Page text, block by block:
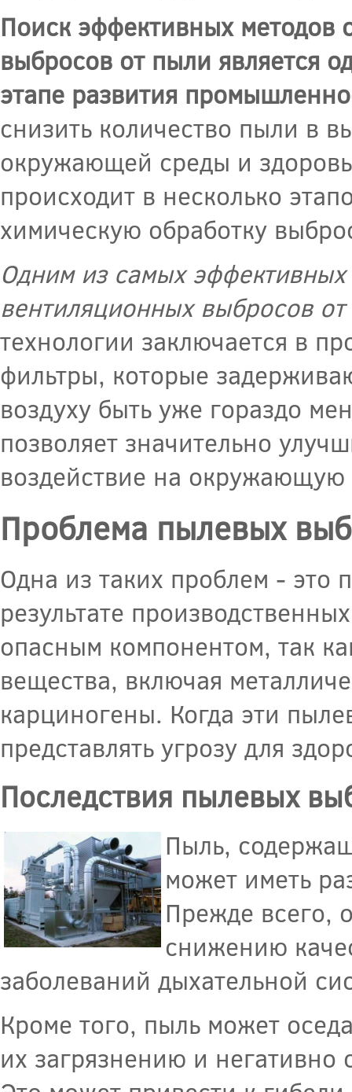
Поиск эффективных методов
выбросов от пыли является
этапе развития
снизить количество пыли в
окружающей среды и
происходит в несколько
химическую обработку
Одним из самых эффективных
вентиляционных выбросов
технологии заключается в
фильтры, которые
воздуху быть уже гораздо
позволяет значительно
воздействие на окружающую
Проблема пылевых
Одна из таких проблем -
результате
опасным компонентом, так
вещества, включая
карциногены. Когда эти
представлять угрозу для
Последствия пылевых
Пыль,
может иметь
Прежде всего,
снижению
заболеваний дыхательной
Кроме того, пыль может
их загрязнению и негативно